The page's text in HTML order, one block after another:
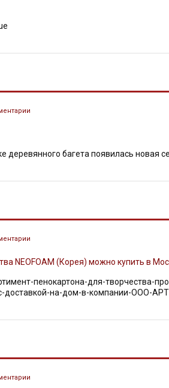
багета появилась новая
пенокартона-для-творчества-
доставкой-на-дом-в-компании-ООО-